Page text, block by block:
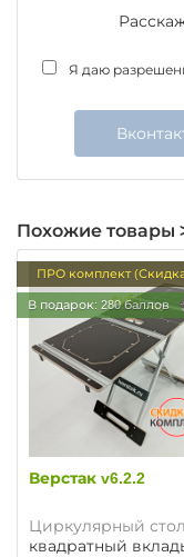
Я даю
Похожие товары
ПРО комплект (Скидка
руб.)
В подарок: 280 баллов
Верстак v6.2.2
Циркулярный
квадратный